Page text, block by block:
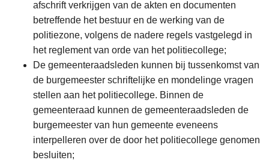
afschrift verkrijgen van de akten en documenten
betreffende het bestuur en de werking van de
politiezone, volgens de nadere regels vastgelegd in
het reglement van orde van het politiecollege;
De gemeenteraadsleden kunnen bij tussenkomst van
de burgemeester schriftelijke en mondelinge vragen
stellen aan het politiecollege. Binnen de
gemeenteraad kunnen de gemeenteraadsleden de
burgemeester van hun gemeente eveneens
interpelleren over de door het politiecollege genomen
besluiten;